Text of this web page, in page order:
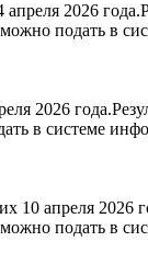
2026
подать в
2026
в системе
апреля 2026
подать в